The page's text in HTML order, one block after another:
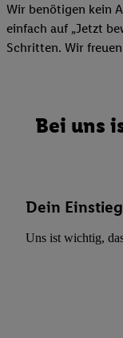
Wir benötigen kein
einfach auf „Jetzt
Schritten. Wir
Bei uns
Dein Einstieg
Uns ist wichtig,